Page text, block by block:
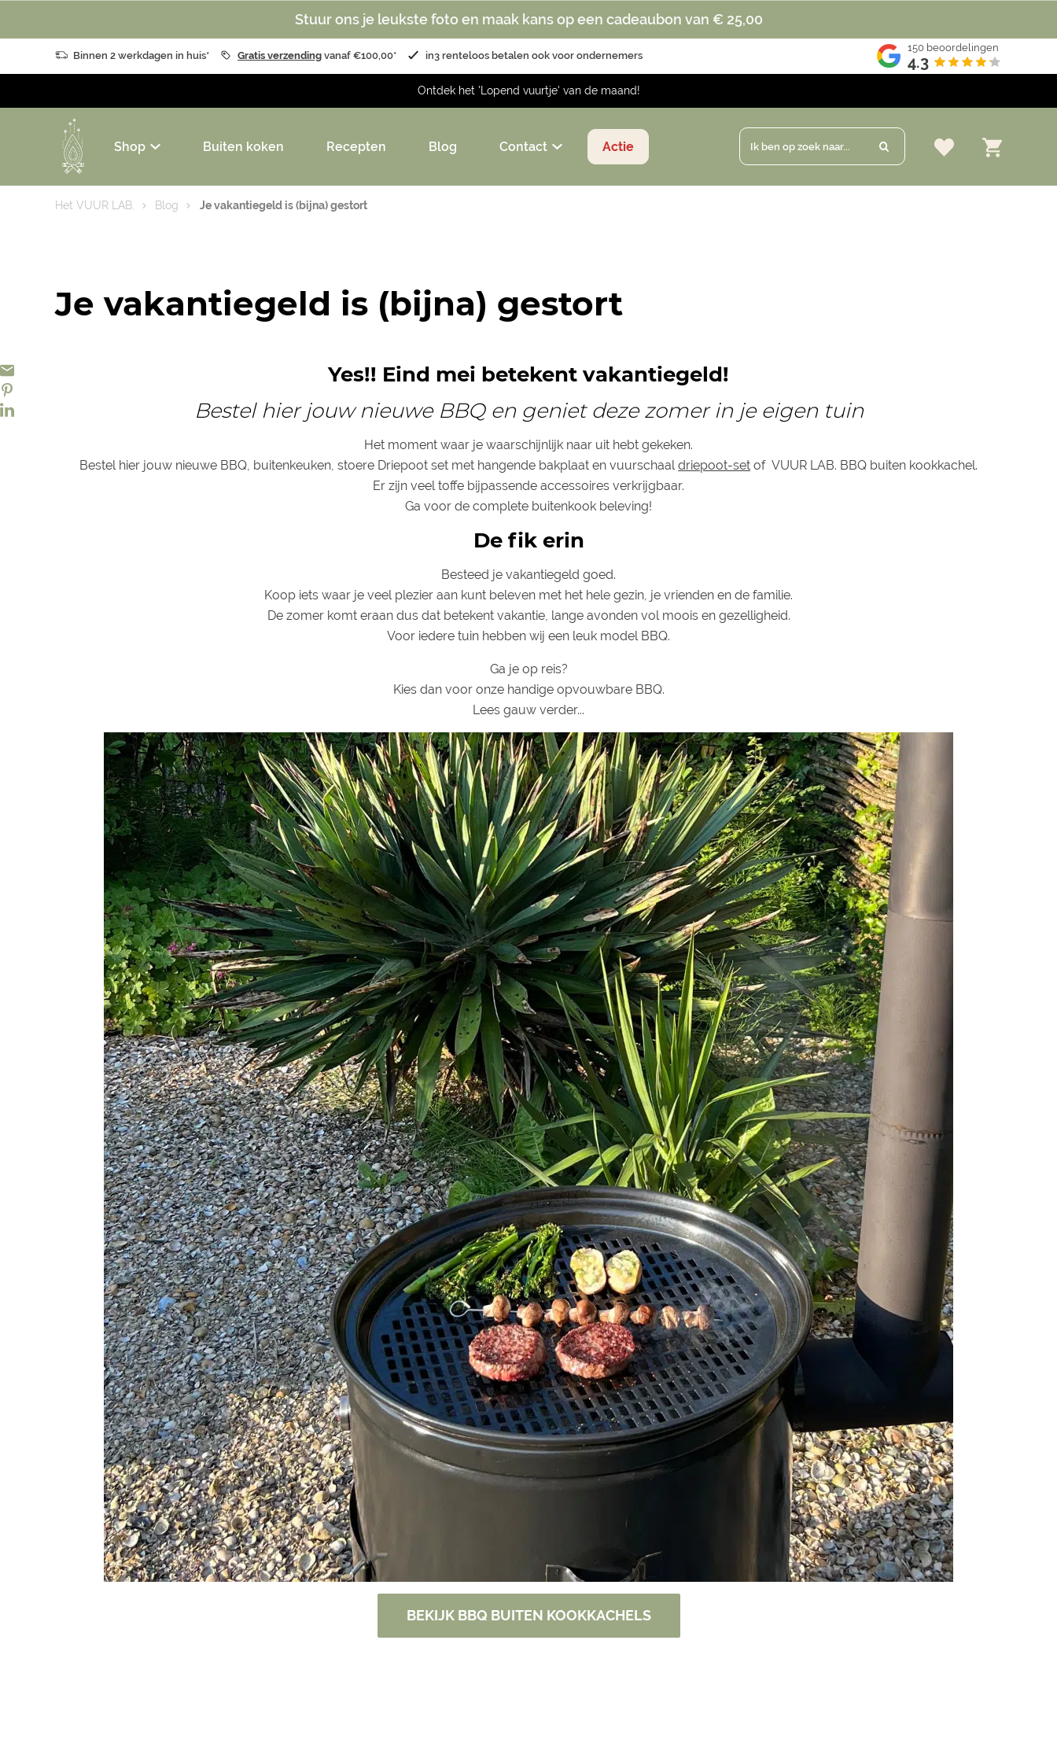
Stuur ons je leukste foto en maak kans op een cadeaubon van € 25,00
Binnen 2 werkdagen in huis* Gratis verzending vanaf €100,00* in3 renteloos betalen ook voor ondernemers
150beoordelingen
4.3
Ontdek het 'Lopend vuurtje' van de maand!
Shop Buiten koken Recepten Blog Contact Actie Ik ben op zoek naar...
Het VUUR LAB. Blog Je vakantiegeld is (bijna) gestort
Je vakantiegeld is (bijna) gestort
Yes!! Eind mei betekent vakantiegeld!
Bestel hier jouw nieuwe BBQ en geniet deze zomer in je eigen tuin
Het moment waar je waarschijnlijk naar uit hebt gekeken.
Bestel hier jouw nieuwe BBQ, buitenkeuken, stoere Driepoot set met hangende bakplaat en vuurschaaldriepoot-set of VUUR LAB. BBQ buiten kookkachel.
Er zijn veel toffe bijpassende accessoires verkrijgbaar.
Ga voor de complete buitenkook beleving!
De fik erin
Besteed je vakantiegeld goed.
Koop iets waar je veel plezier aan kunt beleven met het hele gezin, je vrienden en de familie.
De zomer komt eraan dus dat betekent vakantie, lange avonden vol moois en gezelligheid.
Voor iedere tuin hebben wij een leuk model BBQ.
Ga je op reis?
Kies dan voor onze handige opvouwbare BBQ.
Lees gauw verder...
BEKIJK BBQ BUITEN KOOKKACHELS